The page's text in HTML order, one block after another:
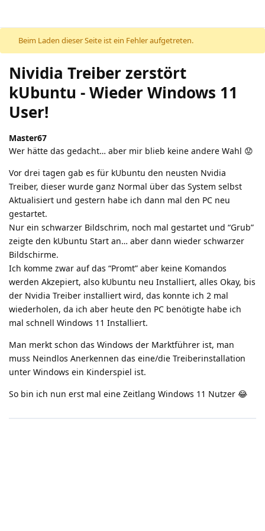
Beim Laden dieser Seite ist ein Fehler aufgetreten.
Nividia Treiber zerstört
kUbuntu - Wieder Windows 11
User!
Master67
Wer hätte das gedacht… aber mir blieb keine andere Wahl 😟
Vor drei tagen gab es für kUbuntu den neusten Nvidia
Treiber, dieser wurde ganz Normal über das System selbst
Aktualisiert und gestern habe ich dann mal den PC neu
gestartet.
Nur ein schwarzer Bildschrim, noch mal gestartet und “Grub”
zeigte den kUbuntu Start an… aber dann wieder schwarzer
Bildschirme.
Ich komme zwar auf das “Promt” aber keine Komandos
werden Akzepiert, also kUbuntu neu Installiert, alles Okay, bis
der Nvidia Treiber installiert wird, das konnte ich 2 mal
wiederholen, da ich aber heute den PC benötigte habe ich
mal schnell Windows 11 Installiert.
Man merkt schon das Windows der Marktführer ist, man
muss Neindlos Anerkennen das eine/die Treiberinstallation
unter Windows ein Kinderspiel ist.
So bin ich nun erst mal eine Zeitlang Windows 11 Nutzer 😂